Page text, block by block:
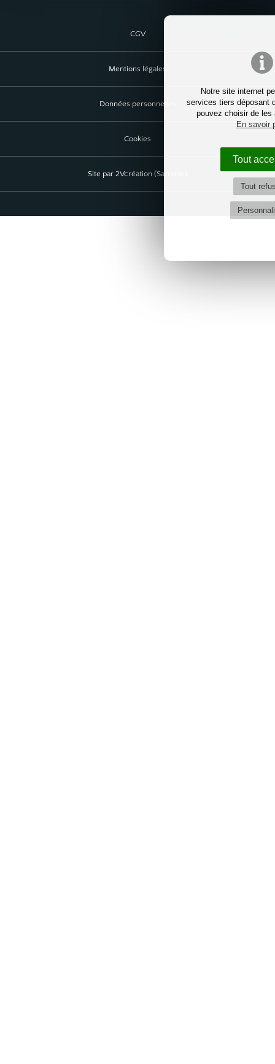
Notre site internet
services tiers déposant
pouvez choisir de les
En savoir
Tout
Tout
CGV
Mentions légales
Données personnelles
Cookies
Site par 2Vcréation (Sarralbe)